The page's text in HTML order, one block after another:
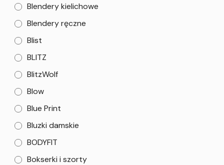
Blendery kielichowe
Blendery ręczne
Blist
BLITZ
BlitzWolf
Blow
Blue Print
Bluzki damskie
BODYFIT
Bokserki i szorty